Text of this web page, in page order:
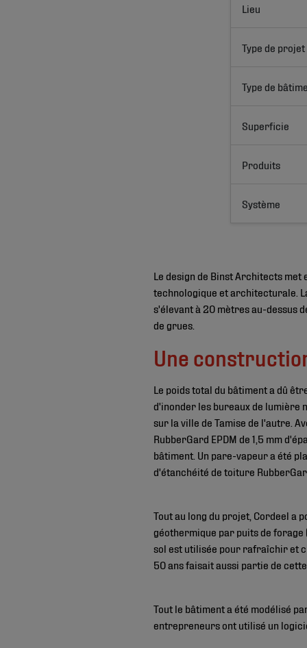
Lieu
Type de projet
Type de
Superficie
Produits
Système
Le design de Binst Architects met
technologique et architecturale.
s'élevant à 20 mètres au-dessus
de grues.
Une
Le poids total du bâtiment a dû
d'inonder les bureaux de lumière
sur la ville de Tamise de l'autre.
RubberGard EPDM de 1,5 mm
bâtiment. Un pare-vapeur a été
d'étanchéité de toiture
Tout au long du projet, Cordeel a
géothermique par puits de forage
sol est utilisée pour rafraîchir et
50 ans faisait aussi partie de
Tout le bâtiment a été modélisé
entrepreneurs ont utilisé un